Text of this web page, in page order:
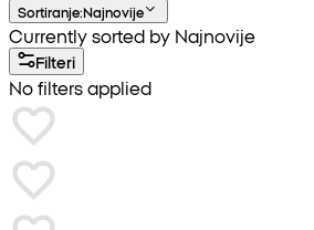
Sortiranje:Najnovije
Currently sorted by Najnovije
Filteri
No filters applied